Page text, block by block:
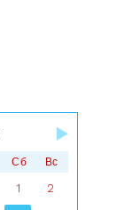
Сб Вс
1 2